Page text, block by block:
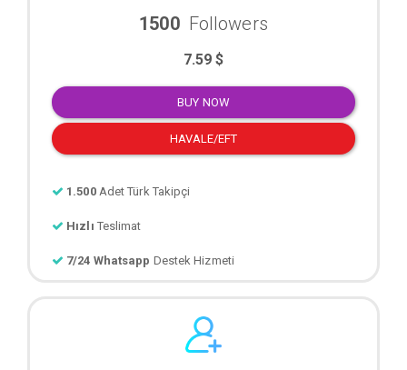
1500 Followers
7.59 $
BUY NOW
HAVALE/EFT
1.500 Adet Türk Takipçi
Hızlı Teslimat
7/24 Whatsapp Destek Hizmeti